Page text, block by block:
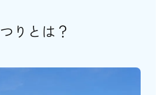
りとは？